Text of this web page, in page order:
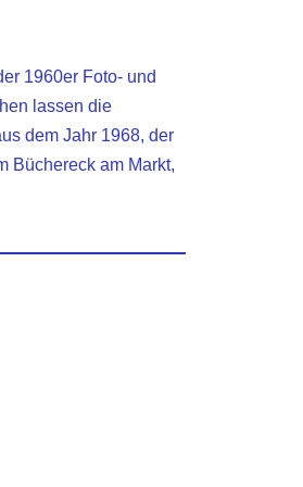
1960er Foto- und
lassen die
dem Jahr 1968, der
Büchereck am Markt,